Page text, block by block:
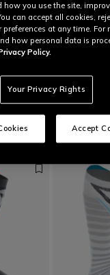
LÄNGE
DRY LS SKI
DAMEN
€ 69
how you use the site,
can accept all cookies,
preferences at any time. For
how personal data is
Policy.
Your Privacy Rights
Accept